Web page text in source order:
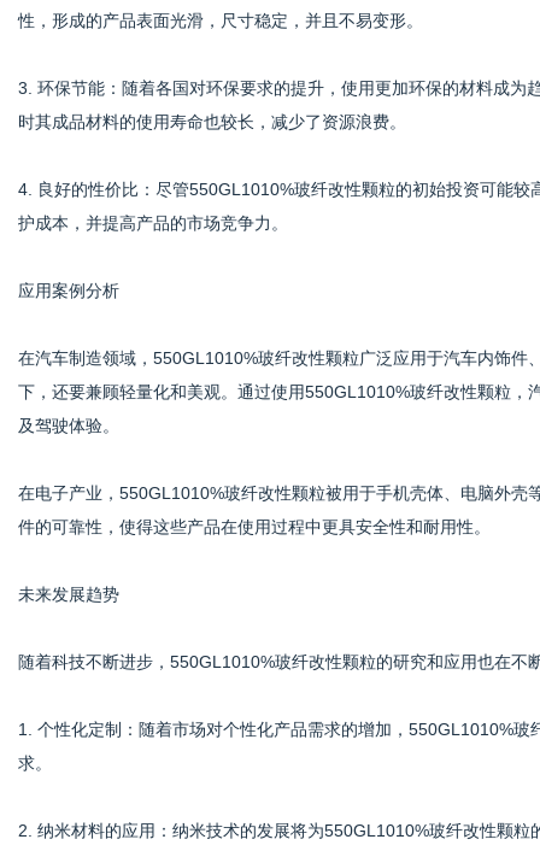
性，形成的产品表面光滑，尺寸稳定，并且不易变形。
3. 环保节能：随着各国对环保要求的提升，使用更加环保的材料成
时其成品材料的使用寿命也较长，减少了资源浪费。
4. 良好的性价比：尽管550GL1010%玻纤改性颗粒的初始投资可能
护成本，并提高产品的市场竞争力。
应用案例分析
在汽车制造领域，550GL1010%玻纤改性颗粒广泛应用于汽车内饰
下，还要兼顾轻量化和美观。通过使用550GL1010%玻纤改性颗粒
及驾驶体验。
在电子产业，550GL1010%玻纤改性颗粒被用于手机壳体、电脑外
件的可靠性，使得这些产品在使用过程中更具安全性和耐用性。
未来发展趋势
随着科技不断进步，550GL1010%玻纤改性颗粒的研究和应用也在不
1. 个性化定制：随着市场对个性化产品需求的增加，550GL1010%
求。
2. 纳米材料的应用：纳米技术的发展将为550GL1010%玻纤改性颗